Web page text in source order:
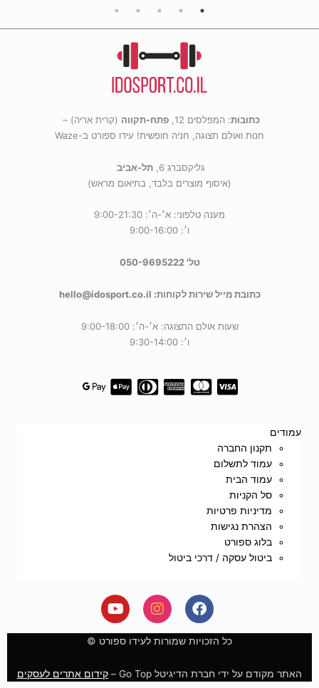
כתובות: המפלסים 12, פתח-תקווה (קרית אריה) –
חנות ואולם תצוגה, חניה חופשית! עידו ספורט ב-Waze
גליקסברג 6,
תל-אביב
(איסוף מוצרים בלבד, בתיאום מראש)
מענה טלפוני: א׳-ה׳: 9:00-21:30
ו׳: 9:00-16:00
טל' 050-9695222
כתובת מייל שירות לקוחות: hello@idosport.co.il
שעות אולם התצוגה: א׳-ה׳: 9:00-18:00
ו׳: 9:30-14:00
עמודים
תקנון החברה
עמוד לתשלום
עמוד הבית
סל הקניות
מדיניות פרטיות
הצהרת נגישות
בלוג ספורט
ביטול עסקה / דרכי ביטול
F
a
c
e
o
I
n
s
t
g
Y
o
u
t
b
כל הזכויות שמורות לעידו ספורט ©
האתר מקודם על ידי חברת הדיגיטל Go Top – קידום אתרים לעסקים